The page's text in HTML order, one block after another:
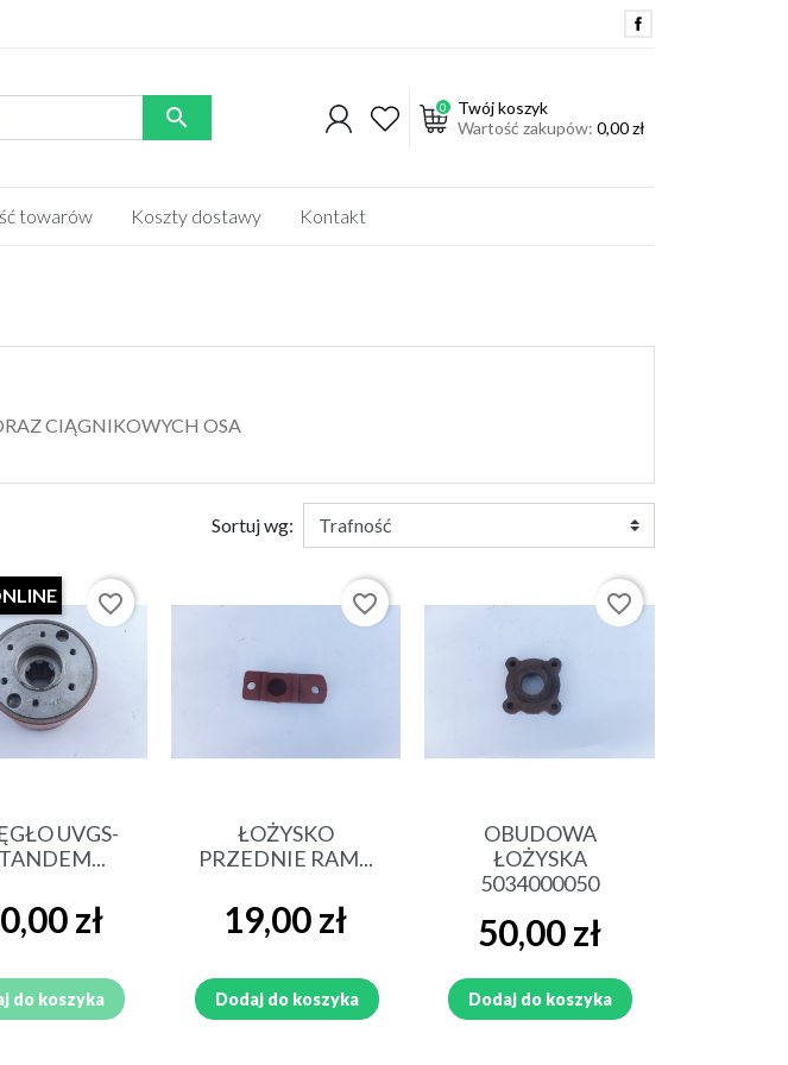
0
Twój koszyk
Wartość zakupów: 0,00 zł
PASKI OLEJE
OPONY
CZĘŚCI DO POMPY TERMIT
PILMET
zawory sterujące i części
SIEWNIK DO BURAKÓW I
KUKURYDZY GAMMA
SIEWNIK FAMAROL SŁUPSK
PRZETRZĄSACZO-ZGRABIARKA
JUGOSŁOWIAŃSKA
ŁADOWACZ CZOŁOWY TUR
ROZRZUTNIK OBORNIKA
FORTSCHRITT T-088
KOSIARKA CZESKA ZTR 165
towarów Koszty dostawy Kontakt
CIĄGNIKOWYCH OSA
Sortuj wg:
podgląd
UVGS-
zł
do koszyka
favorite_border
Szybki podgląd
ŁOŻYSKO
PRZEDNIE RAM...
Cena
19,00 zł
Dodaj do koszyka
favorite_border
Szybki podgląd
OBUDOWA
ŁOŻYSKA
5034000050
Cena
50,00 zł
Dodaj do koszyka
favorite_border